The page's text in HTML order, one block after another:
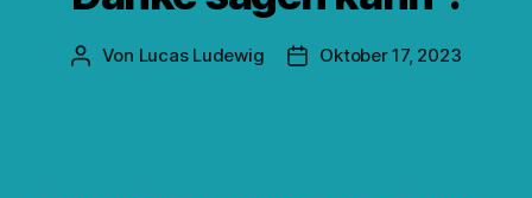
Beitragsautor
Von Lucas Ludewig Veröffentlichungsdatum
Oktober 17, 2023